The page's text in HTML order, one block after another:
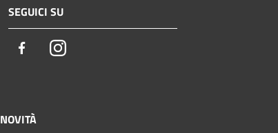
SEGUICI SU
FacebookInstagram
NOVITÀ